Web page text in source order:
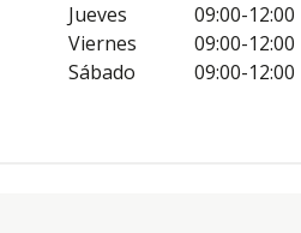
Jueves
09:00-12:00
Viernes
09:00-12:00
Sábado
09:00-12:00